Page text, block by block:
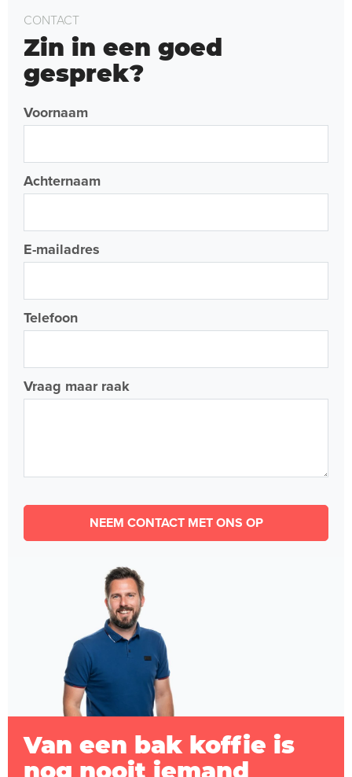
CONTACT
Zin in een goed
gesprek?
Voornaam
Achternaam
E-mailadres
Telefoon
Vraag maar raak
NEEM CONTACT MET ONS OP
Van een bak koffie is
nog nooit iemand